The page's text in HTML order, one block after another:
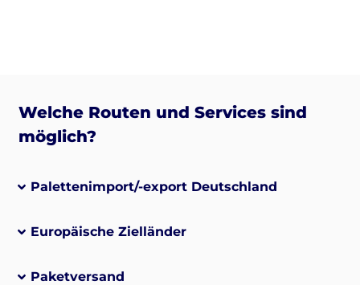
Welche Routen und Services sind
möglich?
Palettenimport/-export Deutschland
Europäische Zielländer
Paketversand